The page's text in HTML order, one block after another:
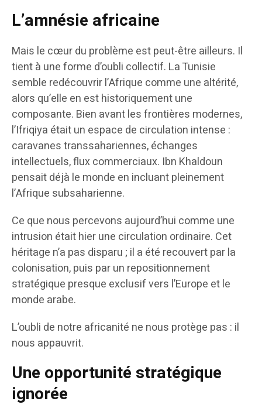
L’amnésie africaine
Mais le cœur du problème est peut-être ailleurs. Il
tient à une forme d’oubli collectif. La Tunisie
semble redécouvrir l’Afrique comme une altérité,
alors qu’elle en est historiquement une
composante. Bien avant les frontières modernes,
l’Ifriqiya était un espace de circulation intense :
caravanes transsahariennes, échanges
intellectuels, flux commerciaux. Ibn Khaldoun
pensait déjà le monde en incluant pleinement
l’Afrique subsaharienne.
Ce que nous percevons aujourd’hui comme une
intrusion était hier une circulation ordinaire. Cet
héritage n’a pas disparu ; il a été recouvert par la
colonisation, puis par un repositionnement
stratégique presque exclusif vers l’Europe et le
monde arabe.
L’oubli de notre africanité ne nous protège pas : il
nous appauvrit.
Une opportunité stratégique
ignorée